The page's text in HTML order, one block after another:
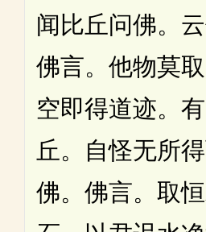
闻比丘问佛。云
佛言。他物莫
空即得道迹。
丘。自怪无所
佛。佛言。取